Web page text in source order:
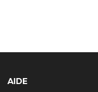
AIDE